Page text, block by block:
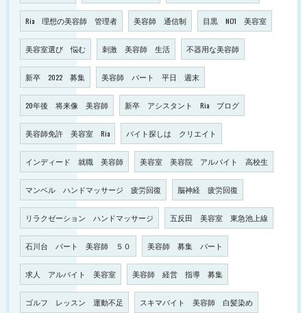
Ria 理想の美容師 管理者 美容師 通信制 目黒 NO1 美容室
美容室選び 悩む 刺激 美容師 生活 不器用な美容師
新卒 2022 募集 美容師 パート 平日 週末
20年後 将来像 美容師 新卒 アシスタント Ria ブログ
美容師免許 美容室 Ria バイト探しは クリエイト
インディード 就職 美容師 美容室 美容院 アルバイト 高校生
マンベル ハンドマッサージ 疲労回復 脳神経 疲労回復
リラクゼーション ハンドマッサージ 五反田 美容室 東急池上線
石川台 パート 美容師 ５０ 美容師 募集 パート
求人 アルバイト 美容室 美容師 経営 指導 募集
ゴルフ レッスン 運動不足 スキマバイト 美容師 白髪染め